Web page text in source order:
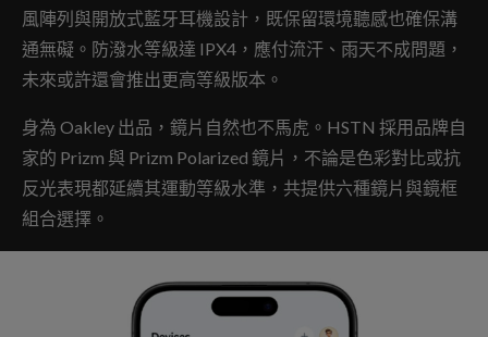
風陣列與開放式藍牙耳機設計，既保留環境聽感也確保溝
通無礙。防潑水等級達 IPX4，應付流汗、雨天不成問題，
未來或許還會推出更高等級版本。
身為 Oakley 出品，鏡片自然也不馬虎。HSTN 採用品牌自
家的 Prizm 與 Prizm Polarized 鏡片，不論是色彩對比或抗
反光表現都延續其運動等級水準，共提供六種鏡片與鏡框
組合選擇。